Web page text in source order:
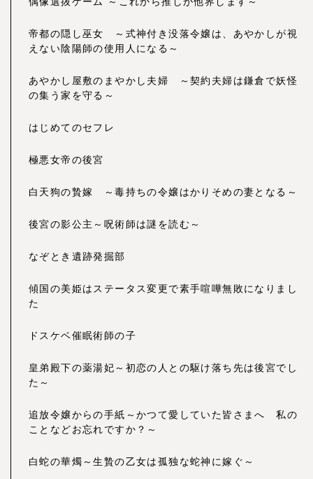
帝都の隠し巫女 ～式神付き没落令嬢は、あやかしが視
えない陰陽師の使用人になる～
あやかし屋敷のまやかし夫婦 ～契約夫婦は鎌倉で妖怪
の集う家を守る～
はじめてのセフレ
極悪女帝の後宮
白天狗の贄嫁 ～毒持ちの令嬢はかりそめの妻となる～
後宮の影公主～呪術師は謎を読む～
なぞとき遺跡発掘部
傾国の美姫はステータス変更で素手喧嘩無敗になりまし
た
ドスケベ催眠術師の子
皇弟殿下の薬湯妃～初恋の人との駆け落ち先は後宮でし
た～
追放令嬢からの手紙～かつて愛していた皆さまへ 私の
ことなどお忘れですか？～
白蛇の華燭～生贄の乙女は孤独な蛇神に嫁ぐ～